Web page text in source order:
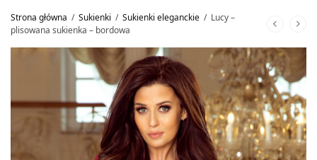
Strona główna / Sukienki / Sukienki eleganckie / Lucy –
plisowana sukienka – bordowa